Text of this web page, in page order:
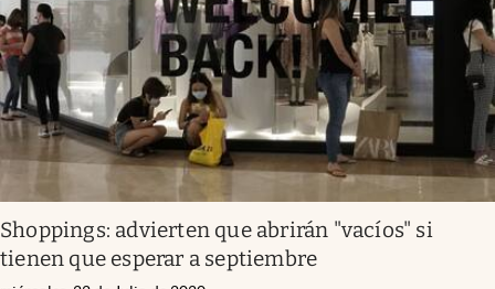
Shoppings: advierten que abrirán "vacíos" si
tienen que esperar a septiembre